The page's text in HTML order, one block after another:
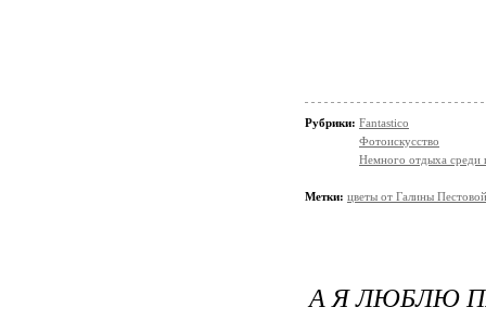
Рубрики: Fantastico
Фотоискусство
Немного отдыха среди
Метки: цветы от Галины Пестовой
А Я ЛЮБЛЮ